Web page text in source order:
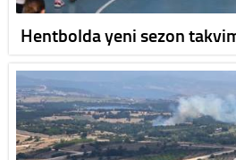
Hentbolda yeni sezon